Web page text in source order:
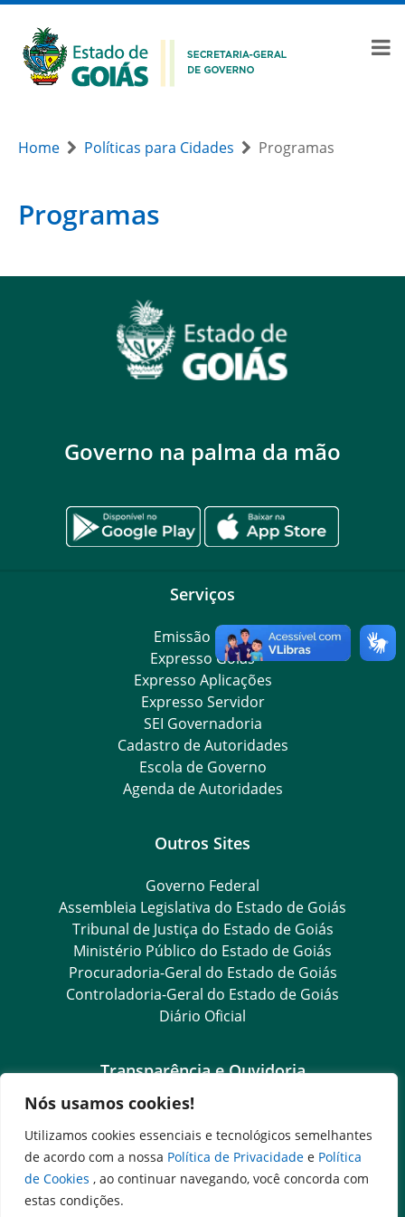
Nós usamos cookies!
Utilizamos cookies essenciais e tecnológicos semelhantes
de acordo com a nossa Política de Privacidade e Política
de Cookies , ao continuar navegando, você concorda com
estas condições.
Home Políticas para Cidades Programas
Programas
Governo na palma da mão
Serviços
Emissão DARE
Expresso Goiás
Expresso Aplicações
Expresso Servidor
SEI Governadoria
Cadastro de Autoridades
Escola de Governo
Agenda de Autoridades
Outros Sites
Governo Federal
Assembleia Legislativa do Estado de Goiás
Tribunal de Justiça do Estado de Goiás
Ministério Público do Estado de Goiás
Procuradoria-Geral do Estado de Goiás
Controladoria-Geral do Estado de Goiás
Diário Oficial
Transparência e Ouvidoria
LGPD
Goiás Transparência
Dados Abertos Goiás
e-SIC – Serviço Eletrônico de Informação ao Cidadão
SIC – Serviço de Informação ao Cidadão